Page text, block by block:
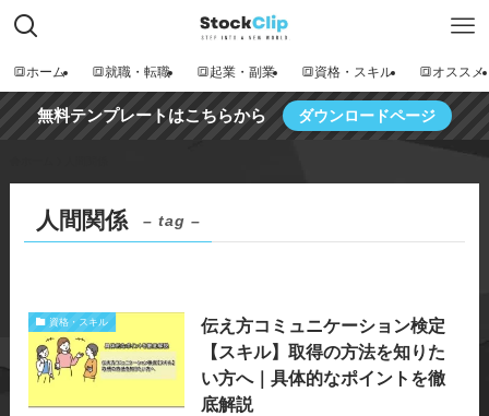
🔳ホーム 🔳就職・転職 🔳起業・副業 🔳資格・スキル 🔳オススメ
無料テンプレートはこちらから ダウンロードページ
人間関係 – tag –
資格・スキル
伝え方コミュニケーション検定
【スキル】取得の方法を知りた
い方へ｜具体的なポイントを徹
底解説